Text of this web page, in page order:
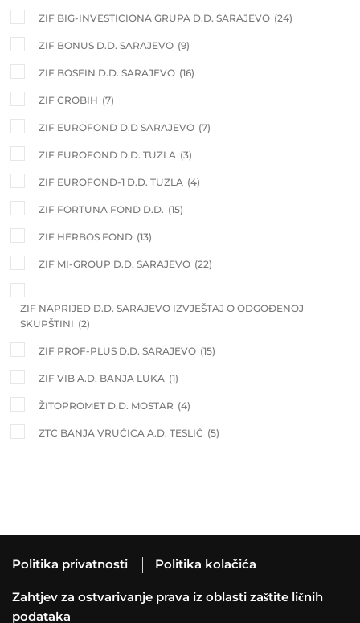
ZIF BIG-INVESTICIONA GRUPA D.D. SARAJEVO (24)
ZIF BONUS D.D. SARAJEVO (9)
ZIF BOSFIN D.D. SARAJEVO (16)
ZIF CROBIH (7)
ZIF EUROFOND D.D SARAJEVO (7)
ZIF EUROFOND D.D. TUZLA (3)
ZIF EUROFOND-1 D.D. TUZLA (4)
ZIF FORTUNA FOND D.D. (15)
ZIF HERBOS FOND (13)
ZIF MI-GROUP D.D. SARAJEVO (22)
ZIF NAPRIJED D.D. SARAJEVO IZVJEŠTAJ O ODGOĐENOJ
SKUPŠTINI (2)
ZIF PROF-PLUS D.D. SARAJEVO (15)
ZIF VIB A.D. BANJA LUKA (1)
ŽITOPROMET D.D. MOSTAR (4)
ZTC BANJA VRUĆICA A.D. TESLIĆ (5)
Politika privatnosti Politika kolačića
Zahtjev za ostvarivanje prava iz oblasti zaštite ličnih
podataka